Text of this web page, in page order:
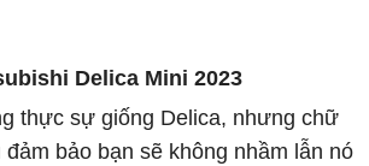
Delica Mini 2023
thực sự giống Delica, nhưng chữ
bảo bạn sẽ không nhầm lẫn nó